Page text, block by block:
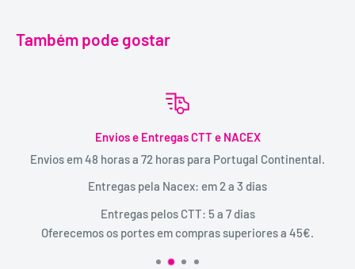
Também pode gostar
Envios e Entregas CTT e NACEX
Envios em 48 horas a 72 horas para Portugal Continental.
Entregas pela Nacex: em 2 a 3 dias
Entregas pelos CTT: 5 a 7 dias
Oferecemos os portes em compras superiores a 45€.